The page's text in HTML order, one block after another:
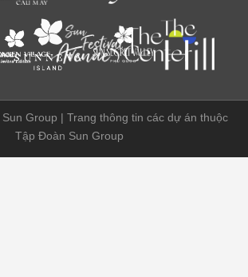
Sun Group | Trang thông tin các dự án thuộc
Tập Đoàn Sun Group